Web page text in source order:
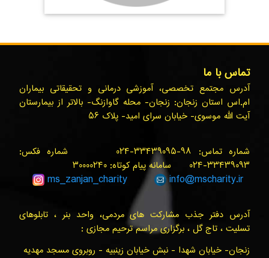
تماس با ما
آدرس مجتمع تخصصی، آموزشی درمانی و تحقیقاتی بیماران
ام.اس استان زنجان: زنجان- محله گاوازنگ- بالاتر از بیمارستان
آیت الله موسوی- خیابان سرای امید- پلاک ۵۶
شماره تماس: ۹۸-۳۳۴۳۹۰۹۵-۰۲۴ شماره فکس:
۳۳۴۳۹۰۹۳-۰۲۴ سامانه پیام کوتاه: ۳۰۰۰۰۲۴۰
ms_zanjan_charity info@mscharity.ir
آدرس دفتر جذب مشارکت های مردمی، واحد بنر ، تابلوهای
تسلیت ، تاج گل ، برگزاری مراسم ترحیم مجازی :
زنجان- خیابان شهدا - نبش خیابان زینبیه - روبروی مسجد مهدیه